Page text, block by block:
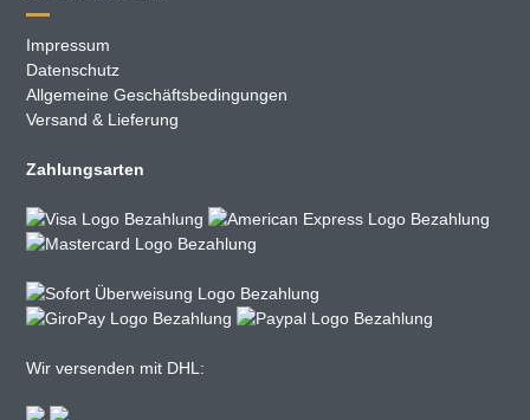
Impressum
Datenschutz
Allgemeine Geschäftsbedingungen
Versand & Lieferung
Zahlungsarten
Wir versenden mit DHL: